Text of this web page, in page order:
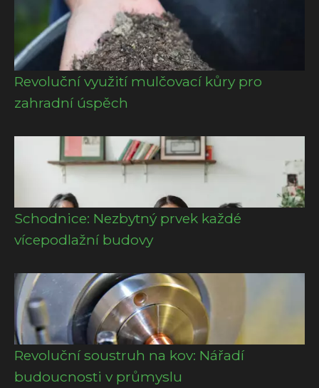
Revoluční využití mulčovací kůry pro
zahradní úspěch
Schodnice: Nezbytný prvek každé
vícepodlažní budovy
Revoluční soustruh na kov: Nářadí
budoucnosti v průmyslu